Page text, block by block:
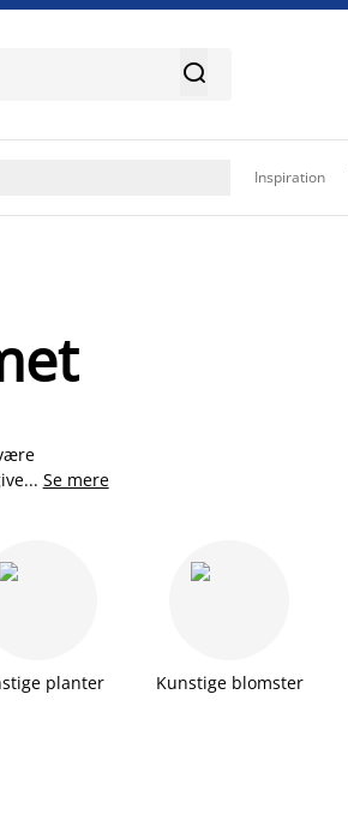

Inspiration
en god
... Se mere
planter Kunstige blomster